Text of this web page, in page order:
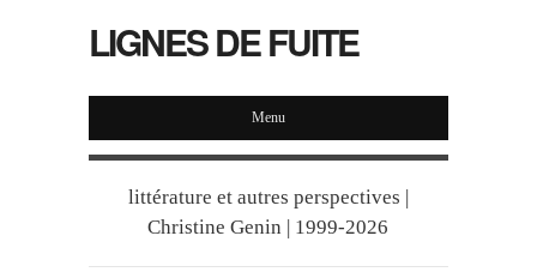
LIGNES DE FUITE
Menu
littérature et autres perspectives |
Christine Genin | 1999-2026